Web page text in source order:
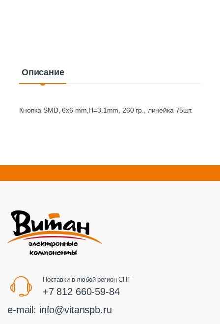
Описание
Кнопка SMD, 6х6 mm,H=3.1mm, 260 гр., линейка 75шт.
Поставки в любой регион СНГ
+7 812 660-59-84
e-mail: info@vitanspb.ru